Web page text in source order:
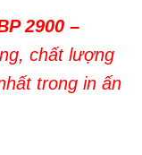
2900 –
chất lượng
trong in ấn